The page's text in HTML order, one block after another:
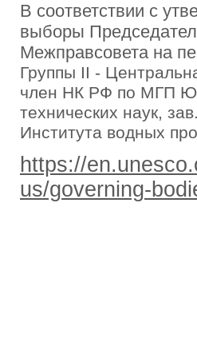
В соответствии с
выборы
Межправсовета на
Группы II -
член НК РФ по МГП
технических наук,
Института водных
https://
us/governing-